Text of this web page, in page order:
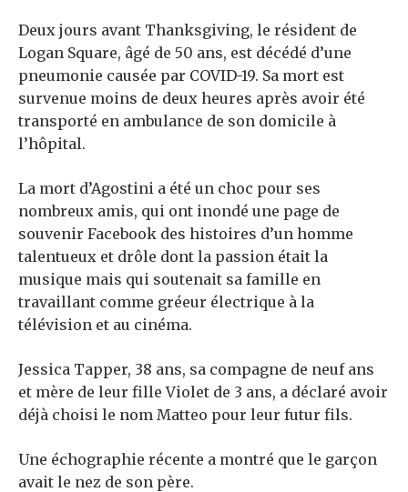
Deux jours avant Thanksgiving, le résident de
Logan Square, âgé de 50 ans, est décédé d’une
pneumonie causée par COVID-19. Sa mort est
survenue moins de deux heures après avoir été
transporté en ambulance de son domicile à
l’hôpital.
La mort d’Agostini a été un choc pour ses
nombreux amis, qui ont inondé une page de
souvenir Facebook des histoires d’un homme
talentueux et drôle dont la passion était la
musique mais qui soutenait sa famille en
travaillant comme gréeur électrique à la
télévision et au cinéma.
Jessica Tapper, 38 ans, sa compagne de neuf ans
et mère de leur fille Violet de 3 ans, a déclaré avoir
déjà choisi le nom Matteo pour leur futur fils.
Une échographie récente a montré que le garçon
avait le nez de son père.